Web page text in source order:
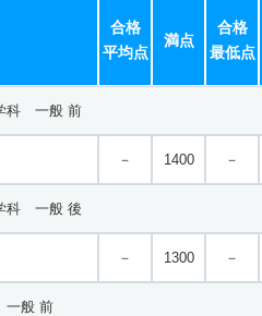
合格
平均点
満点
合格
最低点
科 一般 前
－ 1400 －
科 一般 後
－ 1300 －
一般 前